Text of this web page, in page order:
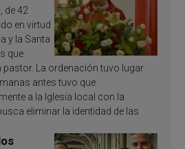
de 42
en virtud
y la Santa
que
pastor. La ordenación tuvo lugar
antes tuvo que
a la Iglesia local con la
eliminar la identidad de las